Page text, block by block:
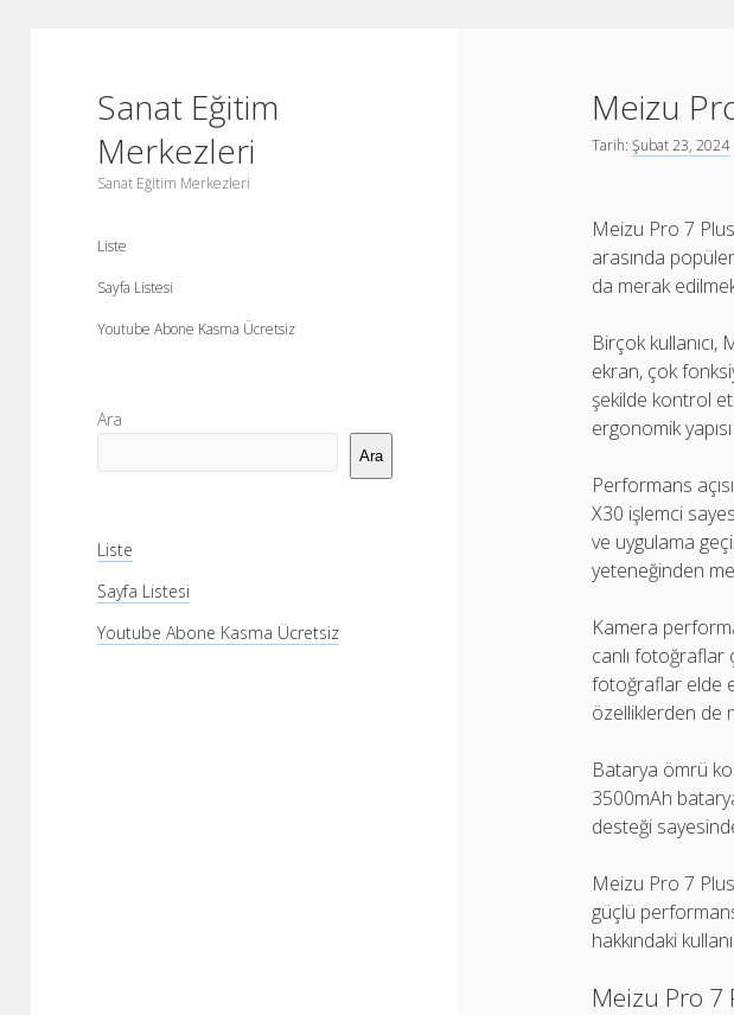
Sanat Eğitim
Merkezleri
Sanat Eğitim Merkezleri
Liste
Sayfa Listesi
Youtube Abone Kasma Ücretsiz
Yan
Menü
Ara
Ara
Liste
Sayfa Listesi
Youtube Abone Kasma Ücretsiz
Meizu
Tarih:Şubat 23, 2024
Meizu Pro 7
arasında
da merak
Birçok
ekran, çok
şekilde kontrol
ergonomik
Performans
X30 işlemci
ve uygulama
yeteneğinden
Kamera
canlı fotoğraflar
fotoğraflar elde
özelliklerden de
Batarya ömrü
3500mAh
desteği
Meizu Pro 7 Plus
güçlü
hakkındaki
Meizu Pro 7